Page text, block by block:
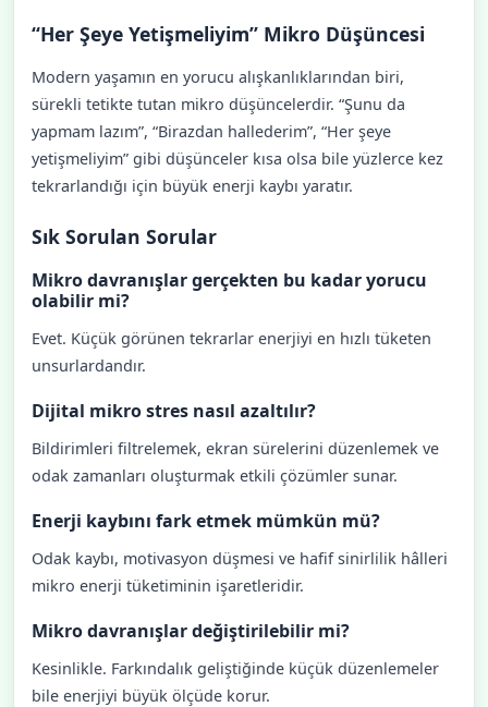
“Her Şeye Yetişmeliyim” Mikro Düşüncesi
Modern yaşamın en yorucu alışkanlıklarından biri,
sürekli tetikte tutan mikro düşüncelerdir. “Şunu da
yapmam lazım”, “Birazdan hallederim”, “Her şeye
yetişmeliyim” gibi düşünceler kısa olsa bile yüzlerce kez
tekrarlandığı için büyük enerji kaybı yaratır.
Sık Sorulan Sorular
Mikro davranışlar gerçekten bu kadar yorucu
olabilir mi?
Evet. Küçük görünen tekrarlar enerjiyi en hızlı tüketen
unsurlardandır.
Dijital mikro stres nasıl azaltılır?
Bildirimleri filtrelemek, ekran sürelerini düzenlemek ve
odak zamanları oluşturmak etkili çözümler sunar.
Enerji kaybını fark etmek mümkün mü?
Odak kaybı, motivasyon düşmesi ve hafif sinirlilik hâlleri
mikro enerji tüketiminin işaretleridir.
Mikro davranışlar değiştirilebilir mi?
Kesinlikle. Farkındalık geliştiğinde küçük düzenlemeler
bile enerjiyi büyük ölçüde korur.